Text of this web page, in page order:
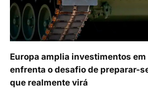
Europa amplia investimentos
enfrenta o desafio de preparar-
que realmente virá